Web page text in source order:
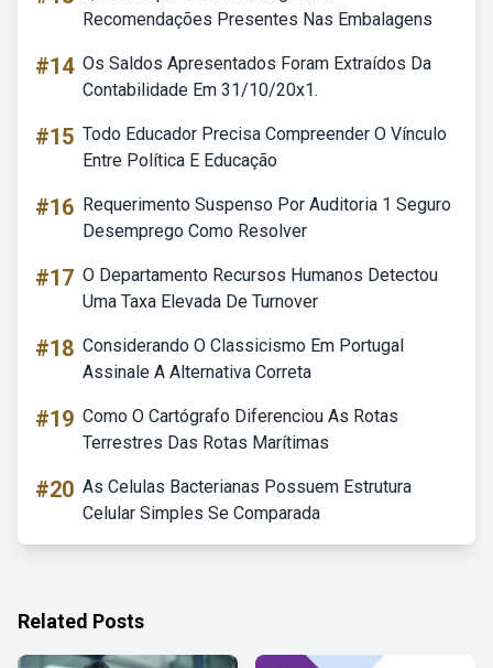
Recomendações Presentes Nas Embalagens
#14 Os Saldos Apresentados Foram Extraídos Da
Contabilidade Em 31/10/20x1.
#15 Todo Educador Precisa Compreender O Vínculo
Entre Política E Educação
#16 Requerimento Suspenso Por Auditoria 1 Seguro
Desemprego Como Resolver
#17 O Departamento Recursos Humanos Detectou
Uma Taxa Elevada De Turnover
#18 Considerando O Classicismo Em Portugal
Assinale A Alternativa Correta
#19 Como O Cartógrafo Diferenciou As Rotas
Terrestres Das Rotas Marítimas
#20 As Celulas Bacterianas Possuem Estrutura
Celular Simples Se Comparada
Related Posts